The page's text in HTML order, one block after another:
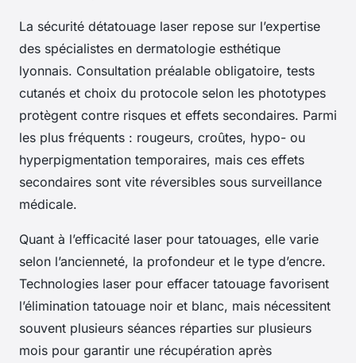
La sécurité détatouage laser repose sur l’expertise
des spécialistes en dermatologie esthétique
lyonnais. Consultation préalable obligatoire, tests
cutanés et choix du protocole selon les phototypes
protègent contre risques et effets secondaires. Parmi
les plus fréquents : rougeurs, croûtes, hypo- ou
hyperpigmentation temporaires, mais ces effets
secondaires sont vite réversibles sous surveillance
médicale.
Quant à l’efficacité laser pour tatouages, elle varie
selon l’ancienneté, la profondeur et le type d’encre.
Technologies laser pour effacer tatouage favorisent
l’élimination tatouage noir et blanc, mais nécessitent
souvent plusieurs séances réparties sur plusieurs
mois pour garantir une récupération après